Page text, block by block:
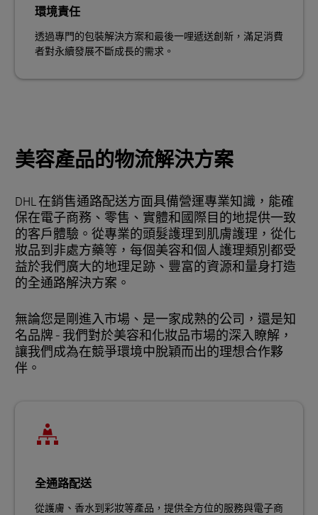
環境責任
透過專門的包裝解決方案和最後一哩遞送創新，滿足消費
者對永續發展不斷成長的需求。
美容產品的物流解決方案
DHL 在銷售通路配送方面具備營運專業知識，能確
保在電子商務、零售、實體和國際目的地提供一致
的客戶體驗。從專業的頭髮護理到肌膚護理，從化
妝品到非處方藥等，每個美容和個人護理類別都受
益於我們廣大的地理足跡、豐富的資源和量身打造
的全通路解決方案。
無論您是剛進入市場、是一家成熟的公司，還是知
名品牌 - 我們對於美容和化妝品市場的深入瞭解，
讓我們成為在競爭環境中脫穎而出的理想合作夥
伴。
全通路配送
從護膚、香水到彩妝等產品，提供全方位的服務與電子商